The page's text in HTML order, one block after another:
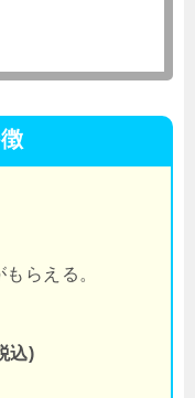
もらえる。
込)